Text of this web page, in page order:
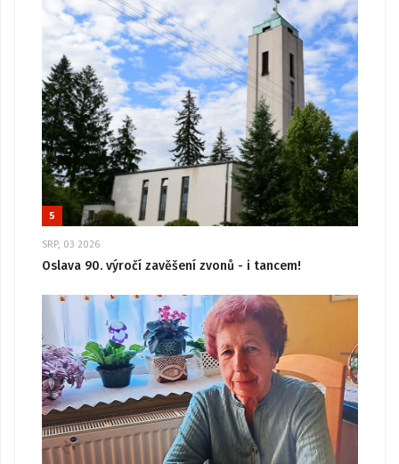
5
SRP, 03 2026
Oslava 90. výročí zavěšení zvonů - i tancem!